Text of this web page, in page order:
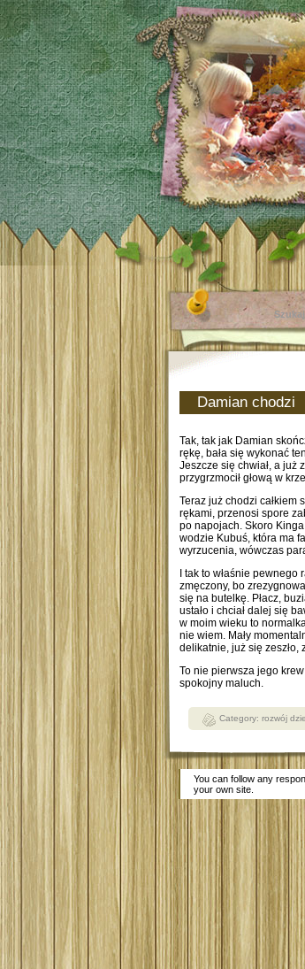
Damian chodzi
Tak, tak jak Damian
rękę, bała się wykonać
Jeszcze się chwiał, a już
przygrzmocił głową w
Teraz już chodzi całkiem
rękami, przenosi spore
po napojach. Skoro
wodzie Kubuś, która ma
wyrzucenia, wówczas
I tak to właśnie
zmęczony, bo
się na butelkę. Płacz,
ustało i chciał dalej się
w moim wieku to
nie wiem. Mały
delikatnie, już się zeszło,
To nie pierwsza jego
spokojny maluch.
Category: rozwój
You can follow any
your own site.